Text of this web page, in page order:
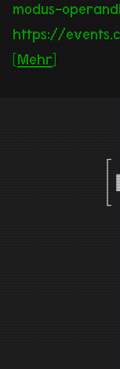
modus-
https://
[Mehr]